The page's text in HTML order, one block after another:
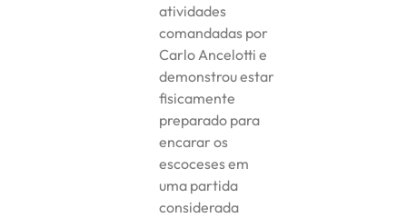
atividades
comandadas por
Carlo Ancelotti e
demonstrou estar
fisicamente
preparado para
encarar os
escoceses em
uma partida
considerada